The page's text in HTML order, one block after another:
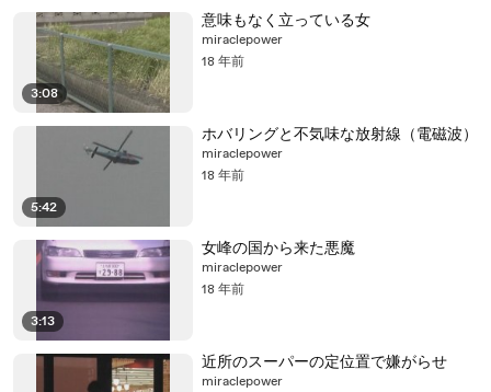
3:08
意味もなく立っている女
miraclepower
18 年前
5:42
ホバリングと不気味な放射線（電磁波）
miraclepower
18 年前
3:13
女峰の国から来た悪魔
miraclepower
18 年前
近所のスーパーの定位置で嫌がらせ
miraclepower